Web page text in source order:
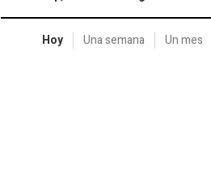
Hoy Una semana Un mes